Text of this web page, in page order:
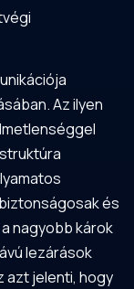
Az ilyen
és
nagyobb károk
lezárások
azt jelenti, hogy